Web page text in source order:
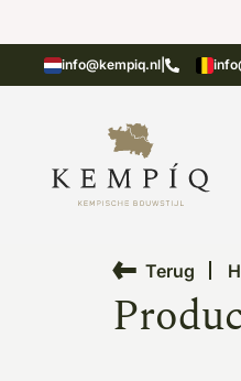
info@kempiq.nl
in Kesteren
Terug